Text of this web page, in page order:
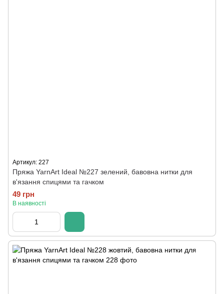
Артикул: 227
Пряжа YarnArt Ideal №227 зелений, бавовна нитки для
в'язання спицями та гачком
49 грн
В наявності